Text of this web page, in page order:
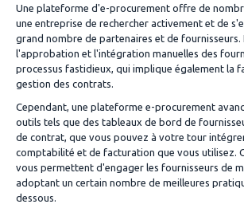
Une plateforme d'e-procurement offre de
une entreprise de rechercher activement et de
grand nombre de partenaires et de fournisseurs.
l'approbation et l'intégration manuelles des
processus fastidieux, qui implique également la
gestion des contrats.
Cependant, une plateforme e-procurement
outils tels que des tableaux de bord de
de contrat, que vous pouvez à votre tour
comptabilité et de facturation que vous utilisez.
vous permettent d'engager les fournisseurs de
adoptant un certain nombre de meilleures
dessous.